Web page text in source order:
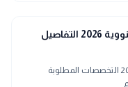
وزارة العمل.. وظائف مشروع الضبعة النووية 2026 التفاصيل
وزارة العمل وظائف مشروع الضبعة النووية 2026 التخصصات المطلوبة